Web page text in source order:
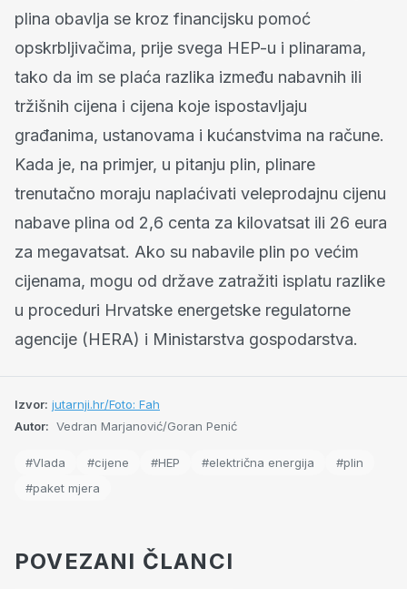
plina obavlja se kroz financijsku pomoć
opskrbljivačima, prije svega HEP-u i plinarama,
tako da im se plaća razlika između nabavnih ili
tržišnih cijena i cijena koje ispostavljaju
građanima, ustanovama i kućanstvima na račune.
Kada je, na primjer, u pitanju plin, plinare
trenutačno moraju naplaćivati veleprodajnu cijenu
nabave plina od 2,6 centa za kilovatsat ili 26 eura
za megavatsat. Ako su nabavile plin po većim
cijenama, mogu od države zatražiti isplatu razlike
u proceduri Hrvatske energetske regulatorne
agencije (HERA) i Ministarstva gospodarstva.
Izvor: jutarnji.hr/Foto: Fah
Autor: Vedran Marjanović/Goran Penić
#Vlada #cijene #HEP #električna energija
#plin
#paket mjera
POVEZANI ČLANCI